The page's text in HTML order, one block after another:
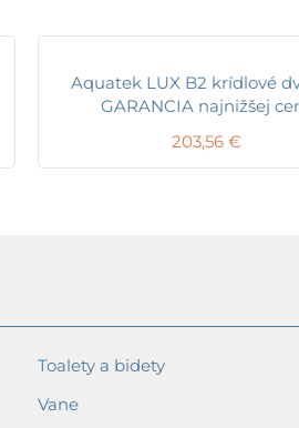
Aquatek LUX B2 krídlové
GARANCIA najnižšej
203,56 €
Toalety a bidety
Vane